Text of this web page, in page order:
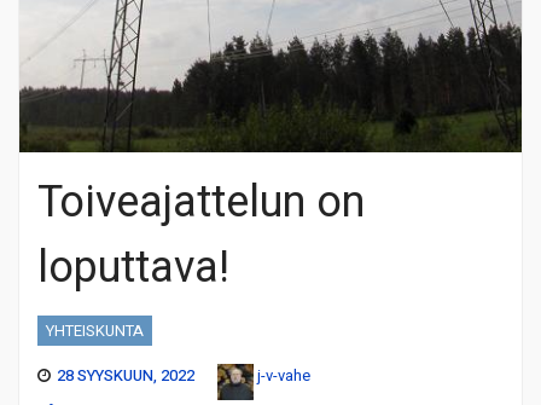
Toiveajattelun on
loputtava!
YHTEISKUNTA
28 SYYSKUUN, 2022
j-v-vahe